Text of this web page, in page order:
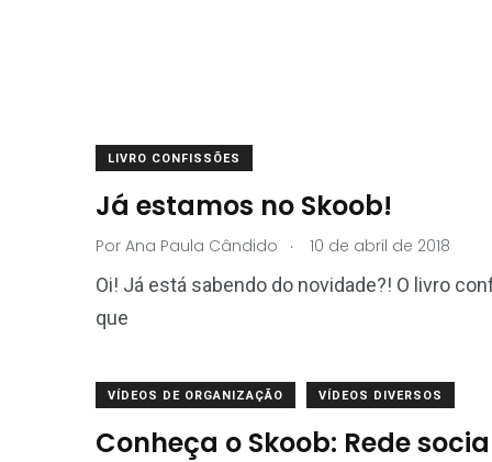
LIVRO CONFISSÕES
Já estamos no Skoob!
Por Ana Paula Cândido . 10 de abril de 2018
Oi! Já está sabendo do novidade?! O livro
que
VÍDEOS DE ORGANIZAÇÃO VÍDEOS DIVERSOS
Conheça o Skoob: Rede